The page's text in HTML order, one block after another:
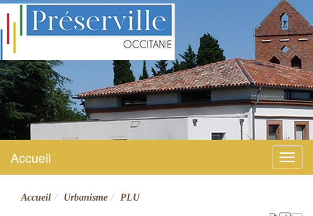
Préserville
Site officiel
Menu
Accueil
Accueil Urbanisme PLU